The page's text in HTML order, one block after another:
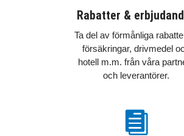
Rabatter &
Ta del av förmånliga
försäkringar, drivmedel
hotell m.m. från våra
och leverantörer.
